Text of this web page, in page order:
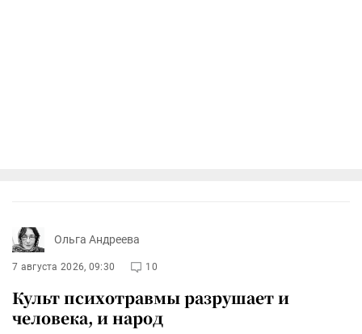
Ольга Андреева
7 августа 2026, 09:30 10
Культ психотравмы разрушает и
человека, и народ